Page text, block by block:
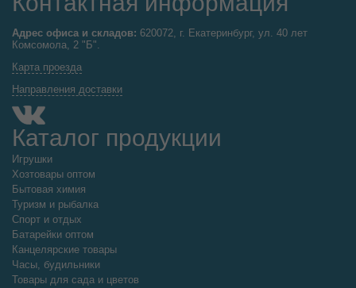
Адрес офиса и складов: 620072, г. Екатеринбург, ул. 40 лет
Комсомола, 2 "Б".
Карта проезда
Направления доставки
Каталог продукции
Игрушки
Хозтовары оптом
Бытовая химия
Туризм и рыбалка
Спорт и отдых
Батарейки оптом
Канцелярские товары
Часы, будильники
Товары для сада и цветов